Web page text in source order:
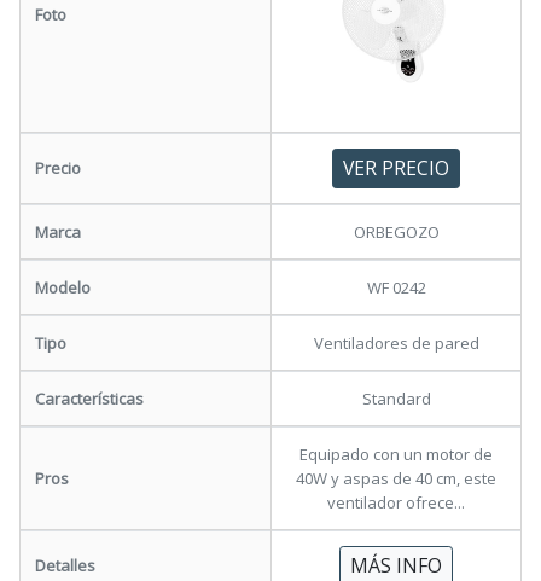
Foto
Precio VER PRECIO
Marca ORBEGOZO
Modelo WF 0242
Tipo Ventiladores de pared
Características Standard
Pros
Equipado con un motor de
40W y aspas de 40 cm, este
ventilador ofrece...
Detalles MÁS INFO